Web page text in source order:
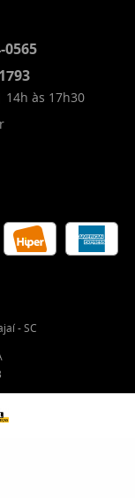
14h às 17h30
-SC